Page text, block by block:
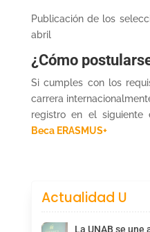
Publicación de los
abril
¿Cómo
Si cumples con los
carrera
registro en el siguiente
Beca ERASMUS+
Actualidad U
La UNAB se une